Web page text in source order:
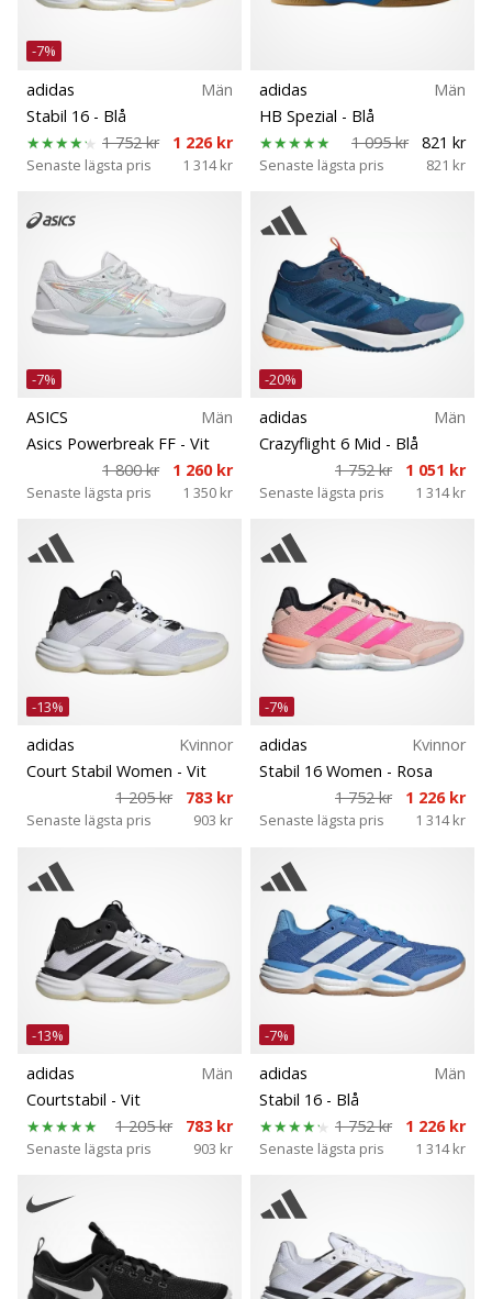
-7%
adidas
Män
Stabil 16 - Blå
1 752 kr
1 226 kr
Senaste lägsta pris 1 314 kr
adidas
Män
HB Spezial - Blå
1 095 kr
821 kr
Senaste lägsta pris 821 kr
-7%
ASICS
Män
Asics Powerbreak FF - Vit
1 800 kr
1 260 kr
Senaste lägsta pris 1 350 kr
-20%
adidas
Män
Crazyflight 6 Mid - Blå
1 752 kr
1 051 kr
Senaste lägsta pris 1 314 kr
-13%
adidas
Kvinnor
Court Stabil Women - Vit
1 205 kr
783 kr
Senaste lägsta pris 903 kr
-7%
adidas
Kvinnor
Stabil 16 Women - Rosa
1 752 kr
1 226 kr
Senaste lägsta pris 1 314 kr
-13%
adidas
Män
Courtstabil - Vit
1 205 kr
783 kr
Senaste lägsta pris 903 kr
-7%
adidas
Män
Stabil 16 - Blå
1 752 kr
1 226 kr
Senaste lägsta pris 1 314 kr